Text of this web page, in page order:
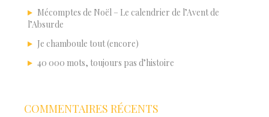
Mécomptes de Noël – Le calendrier de l’Avent de
l’Absurde
Je chamboule tout (encore)
40 000 mots, toujours pas d’histoire
COMMENTAIRES RÉCENTS